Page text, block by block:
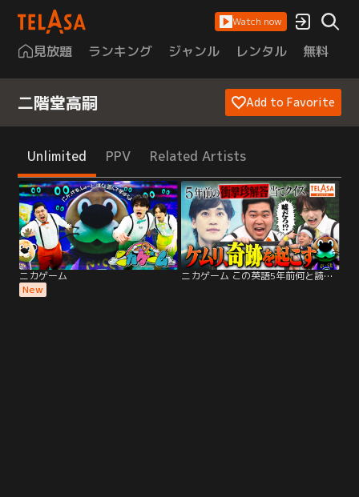
Watch now
見放題 ランキング ジャンル レンタル 無料
二階堂高嗣 Add to Favorite
Unlimited PPV Related Artists
ニカゲーム
New
ニカゲーム この英語5年前何と読んだ？